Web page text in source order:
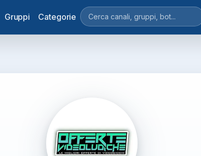
Gruppi Categorie